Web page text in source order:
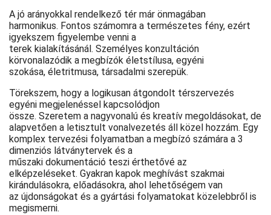
A jó arányokkal rendelkező tér már önmagában
harmonikus. Fontos számomra a természetes fény, ezért
igyekszem figyelembe venni a
terek kialakításánál. Személyes konzultáción
körvonalazódik a megbízók életstílusa, egyéni
szokása, életritmusa, társadalmi szerepük.
Törekszem, hogy a logikusan átgondolt térszervezés
egyéni megjelenéssel kapcsolódjon
össze. Szeretem a nagyvonalú és kreatív megoldásokat, de
alapvetően a letisztult vonalvezetés áll közel hozzám. Egy
komplex tervezési folyamatban a megbízó számára a 3
dimenziós látványtervek és a
műszaki dokumentáció teszi érthetővé az
elképzeléseket. Gyakran kapok meghívást szakmai
kirándulásokra, előadásokra, ahol lehetőségem van
az újdonságokat és a gyártási folyamatokat közelebbről is
megismerni.